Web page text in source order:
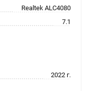
Realtek ALC4080
7.1
2022 г.